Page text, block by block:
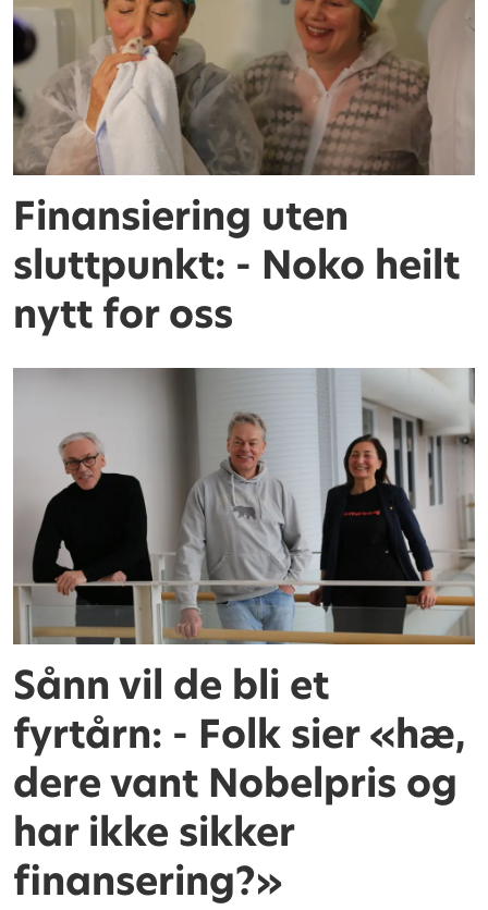
Finansiering uten
sluttpunkt: - Noko heilt
nytt for oss
Sånn vil de bli et
fyrtårn: - Folk sier «hæ,
dere vant Nobelpris og
har ikke sikker
finansering?»